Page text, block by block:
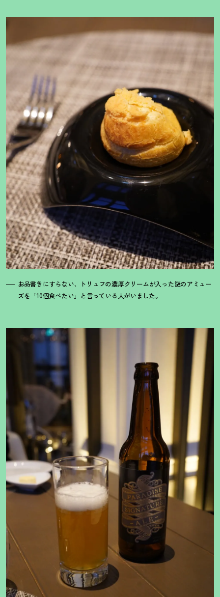
お品書きにすらない、トリュフの濃厚クリームが入った謎のアミュー
ズを「10個食べたい」と言っている人がいました。